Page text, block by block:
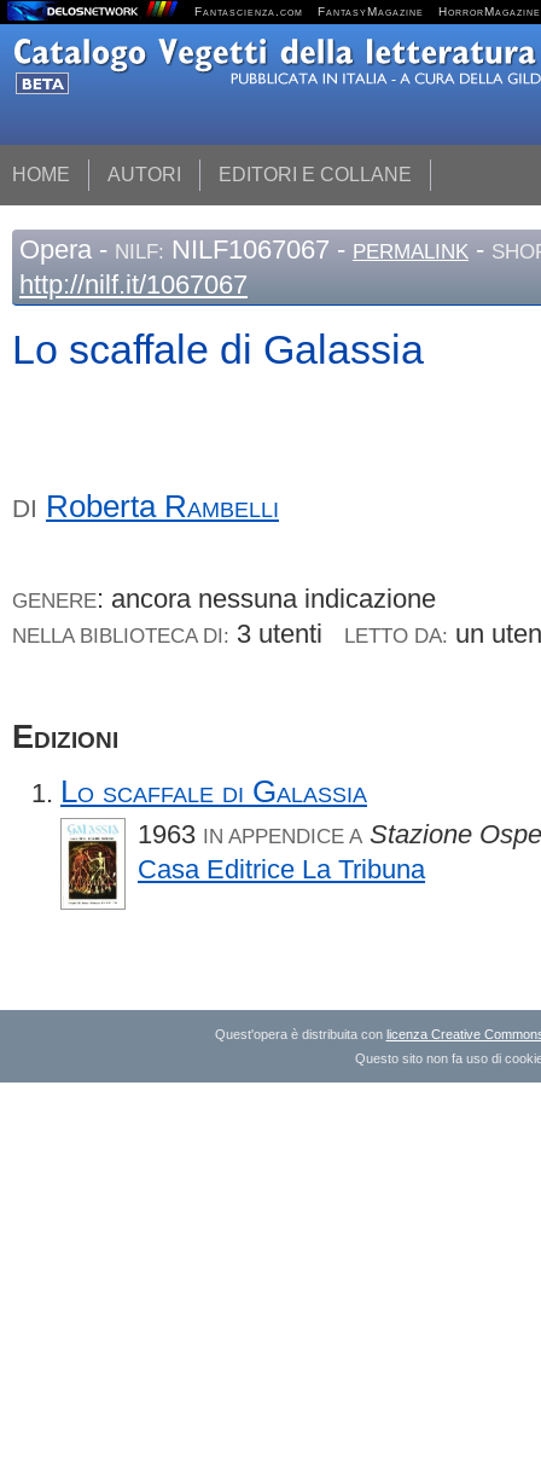
Fantascienza.com FantasyMagazine HorrorMagazine
HOME AUTORI EDITORI E COLLANE
Opera - NILF: NILF1067067 - PERMALINK -
http://nilf.it/1067067
Lo scaffale di Galassia
DI Roberta Rambelli
GENERE: ancora nessuna indicazione
NELLA BIBLIOTECA DI: 3 utenti LETTO DA: un
Edizioni
Lo scaffale di Galassia
1963 IN APPENDICE A Stazione
Casa Editrice La Tribuna
Quest'opera è distribuita con licenza Creative
Questo sito non fa uso di